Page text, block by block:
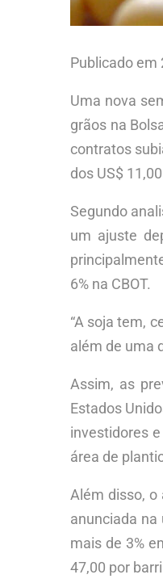
Publicado
Uma nova
grãos na
contratos
dos US$
Segundo
um ajuste
6% na CBOT.
“A soja tem,
além de uma
Assim, as
Estados
investidores
área de
Além disso,
anunciada
mais de 3%
47,00 por